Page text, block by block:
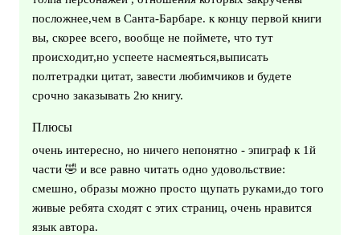
посложнее,чем в Санта-Барбаре. к концу первой книги
вы, скорее всего, вообще не поймете, что тут
происходит,но успеете насмеяться,выписать
полтетрадки цитат, завести любимчиков и будете
срочно заказывать 2ю книгу.
Плюсы
очень интересно, но ничего непонятно - эпиграф к 1й
части 🤣 и все равно читать одно удовольствие:
смешно, образы можно просто щупать руками,до того
живые ребята сходят с этих страниц, очень нравится
язык автора.